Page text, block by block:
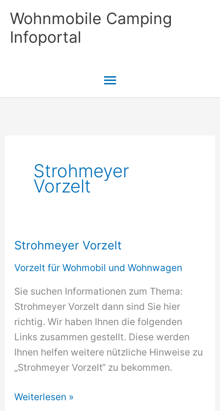
Inhalt
springen
Wohnmobile Camping
Infoportal
Hauptmenü
Strohmeyer
Vorzelt
Strohmeyer Vorzelt
Vorzelt für Wohmobil und Wohnwagen
Sie suchen Informationen zum Thema:
Strohmeyer Vorzelt dann sind Sie hier
richtig. Wir haben Ihnen die folgenden
Links zusammen gestellt. Diese werden
Ihnen helfen weitere nützliche Hinweise zu
„Strohmeyer Vorzelt“ zu bekommen.
Strohmeyer
Weiterlesen »